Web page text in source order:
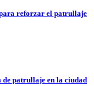
reforzar el patrullaje
patrullaje en la ciudad